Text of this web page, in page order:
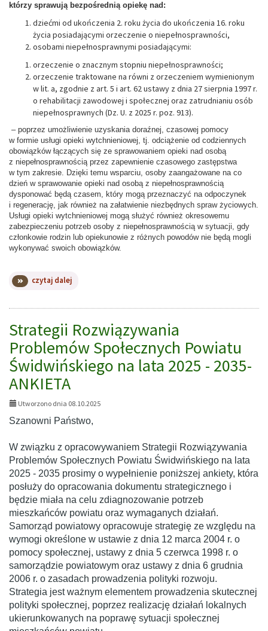
którzy sprawują bezpośrednią opiekę nad:
dziećmi od ukończenia 2. roku życia do ukończenia 16. roku
życia posiadającymi orzeczenie o niepełnosprawności,
osobami niepełnosprawnymi posiadającymi:
orzeczenie o znacznym stopniu niepełnosprawności;
orzeczenie traktowane na równi z orzeczeniem wymienionym
w lit. a, zgodnie z art. 5 i art. 62 ustawy z dnia 27 sierpnia 1997 r.
o rehabilitacji zawodowej i społecznej oraz zatrudnianiu osób
niepełnosprawnych (Dz. U. z 2025 r. poz. 913).
– poprzez umożliwienie uzyskania doraźnej, czasowej pomocy
w formie usługi opieki wytchnieniowej, tj. odciążenie od codziennych
obowiązków łączących się ze sprawowaniem opieki nad osobą
z niepełnosprawnością przez zapewnienie czasowego zastępstwa
w tym zakresie. Dzięki temu wsparciu, osoby zaangażowane na co
dzień w sprawowanie opieki nad osobą z niepełnosprawnością
dysponować będą czasem, który mogą przeznaczyć na odpoczynek
i regenerację, jak również na załatwienie niezbędnych spraw życiowych.
Usługi opieki wytchnieniowej mogą służyć również okresowemu
zabezpieczeniu potrzeb osoby z niepełnosprawnością w sytuacji, gdy
członkowie rodzin lub opiekunowie z różnych powodów nie będą mogli
wykonywać swoich obowiązków.
czytaj dalej
zgłoszeń
Programu
„Opieka
wytchnieniowa”
-
Strategii Rozwiązywania
Problemów Społecznych Powiatu
Świdwińskiego na lata 2025 - 2035-
ANKIETA
Utworzono dnia 08.10.2025
Szanowni Państwo,
W związku z opracowywaniem Strategii Rozwiązywania
Problemów Społecznych Powiatu Świdwińskiego na lata
2025 - 2035 prosimy o wypełnienie poniższej ankiety, która
posłuży do opracowania dokumentu strategicznego i
będzie miała na celu zdiagnozowanie potrzeb
mieszkańców powiatu oraz wymaganych działań.
Samorząd powiatowy opracowuje strategię ze względu na
wymogi określone w ustawie z dnia 12 marca 2004 r. o
pomocy społecznej, ustawy z dnia 5 czerwca 1998 r. o
samorządzie powiatowym oraz ustawy z dnia 6 grudnia
2006 r. o zasadach prowadzenia polityki rozwoju.
Strategia jest ważnym elementem prowadzenia skutecznej
polityki społecznej, poprzez realizację działań lokalnych
ukierunkowanych na poprawę sytuacji społecznej